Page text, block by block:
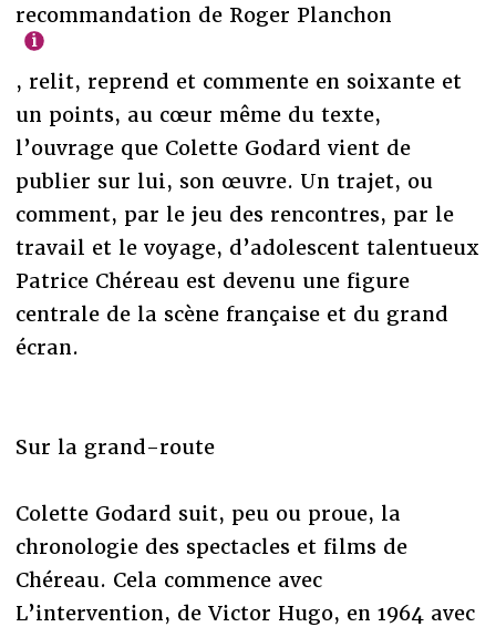
recommandation de Roger Planchon
, relit, reprend et commente en soixante et
un points, au cœur même du texte,
l’ouvrage que Colette Godard vient de
publier sur lui, son œuvre. Un trajet, ou
comment, par le jeu des rencontres, par le
travail et le voyage, d’adolescent talentueux
Patrice Chéreau est devenu une figure
centrale de la scène française et du grand
écran.
Sur la grand-route
Colette Godard suit, peu ou proue, la
chronologie des spectacles et films de
Chéreau. Cela commence avec
L’intervention, de Victor Hugo, en 1964 avec